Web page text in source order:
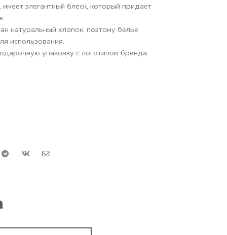
элегантный блеск, который придает
натуральный хлопок, поэтому белье
использования.
упаковку с логотипом бренда.